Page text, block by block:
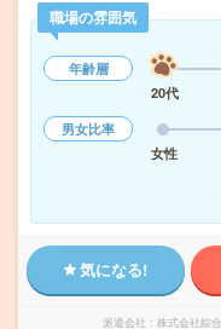
職場の雰囲気
年齢層
20代
男女比率
女性
気になる!
派遣会社 株式会社綜